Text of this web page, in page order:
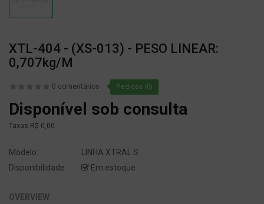
XTL-404 - (XS-013) - PESO LINEAR:
0,707kg/m
0 comentários Pedidos (0)
Disponível sob consulta
Taxas R$ 0,00
Modelo:
LINHA XTRAL S
Disponibilidade:
Em estoque
OVERVIEW